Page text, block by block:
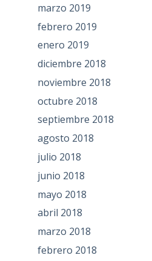
marzo 2019
febrero 2019
enero 2019
diciembre 2018
noviembre 2018
octubre 2018
septiembre 2018
agosto 2018
julio 2018
junio 2018
mayo 2018
abril 2018
marzo 2018
febrero 2018